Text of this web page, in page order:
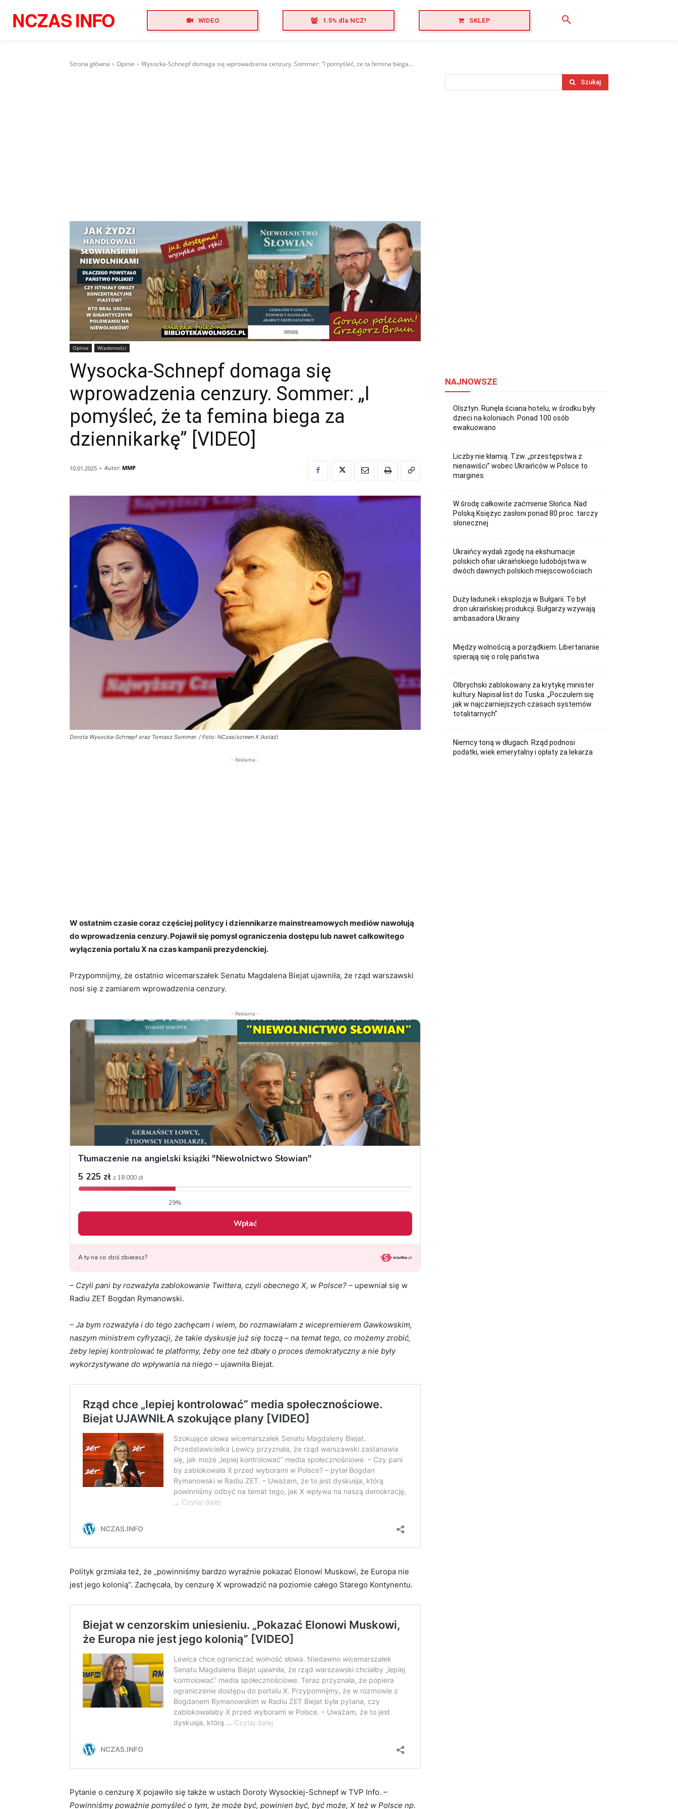
NCZASINFO WIDEO 1.5% dla NCZ! SKLEP
Strona główna Opinie Wysocka-Schnepf domaga się wprowadzenia cenzury. Sommer: "I pomyśleć, że ta femina biega...
Opinie Wiadomości
Wysocka-Schnepf domaga się
wprowadzenia cenzury. Sommer: „I
pomyśleć, że ta femina biega za
dziennikarkę” [VIDEO]
10.01.2025 - Autor: MMP
Dorota Wysocka-Schnepf oraz Tomasz Sommer. / Foto: NCzas/screen X (kolaż)
- Reklama -
W ostatnim czasie coraz częściej politycy i dziennikarze mainstreamowych mediów nawołują
do wprowadzenia cenzury. Pojawił się pomysł ograniczenia dostępu lub nawet całkowitego
wyłączenia portalu X na czas kampanii prezydenckiej.
Przypomnijmy, że ostatnio wicemarszałek Senatu Magdalena Biejat ujawniła, że rząd warszawski
nosi się z zamiarem wprowadzenia cenzury.
- Reklama -
– Czyli pani by rozważyła zablokowanie Twittera, czyli obecnego X, w Polsce? – upewniał się w
Radiu ZET Bogdan Rymanowski.
– Ja bym rozważyła i do tego zachęcam i wiem, bo rozmawiałam z wicepremierem Gawkowskim,
naszym ministrem cyfryzacji, że takie dyskusje już się toczą – na temat tego, co możemy zrobić,
żeby lepiej kontrolować te platformy, żeby one też dbały o proces demokratyczny a nie były
wykorzystywane do wpływania na niego – ujawniła Biejat.
Polityk grzmiała też, że „powinniśmy bardzo wyraźnie pokazać Elonowi Muskowi, że Europa nie
jest jego kolonią”. Zachęcała, by cenzurę X wprowadzić na poziomie całego Starego Kontynentu.
Pytanie o cenzurę X pojawiło się także w ustach Doroty Wysockiej-Schnepf w TVP Info. –
Powinniśmy poważnie pomyśleć o tym, że może być, powinien być, być może, X też w Polsce np.
Szukaj
NAJNOWSZE
Olsztyn. Runęła ściana hotelu, w środku były
dzieci na koloniach. Ponad 100 osób
ewakuowano
Liczby nie kłamią. Tzw. „przestępstwa z
nienawiści” wobec Ukraińców w Polsce to
margines
W środę całkowite zaćmienie Słońca. Nad
Polską Księżyc zasłoni ponad 80 proc. tarczy
słonecznej
Ukraińcy wydali zgodę na ekshumacje
polskich ofiar ukraińskiego ludobójstwa w
dwóch dawnych polskich miejscowościach
Duży ładunek i eksplozja w Bułgarii. To był
dron ukraińskiej produkcji. Bułgarzy wzywają
ambasadora Ukrainy
Między wolnością a porządkiem. Libertarianie
spierają się o rolę państwa
Olbrychski zablokowany za krytykę minister
kultury. Napisał list do Tuska. „Poczułem się
jak w najczarniejszych czasach systemów
totalitarnych”
Niemcy toną w długach. Rząd podnosi
podatki, wiek emerytalny i opłaty za lekarza